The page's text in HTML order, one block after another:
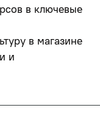
в ключевые
в магазине
и